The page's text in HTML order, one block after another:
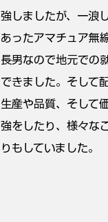
強しましたが、一浪
あったアマチュア無
長男なので地元での
できました。そして
生産や品質、そして
強をしたり、様々な
りもしていました。